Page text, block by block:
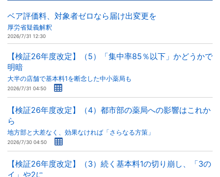
ベア評価料、対象者ゼロなら届け出変更を
厚労省疑義解釈
2026/7/31 12:30
【検証26年度改定】（5）「集中率85％以下」かどうかで
明暗
大半の店舗で基本料1を断念した中小薬局も
2026/7/31 04:50
【検証26年度改定】（4）都市部の薬局への影響はこれか
ら
地方部と大差なく、効果なければ「さらなる方策」
2026/7/30 04:50
【検証26年度改定】（3）続く基本料1の切り崩し、「3の
イ」や2に